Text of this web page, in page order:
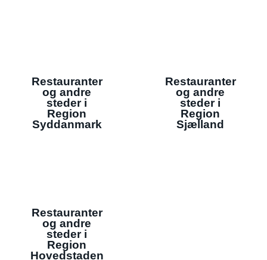
Restauranter
og andre
steder i
Region
Syddanmark
Restauranter
og andre
steder i
Region
Sjælland
Restauranter
og andre
steder i
Region
Hovedstaden